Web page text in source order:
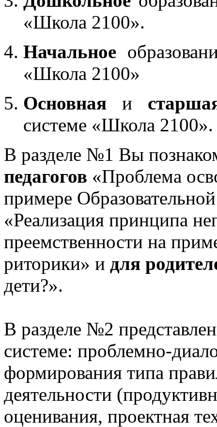
«Школа 2100».
Начальное
«Школа 2100»
Основная и
системе «Школа 2100».
В разделе №1 Вы
педагогов «Проблема
примере
«Реализация принципа
преемственности на
риторики» и для
дети?».
В разделе №2
системе: проблемно-
формирования типа
деятельности
оценивания, проектная